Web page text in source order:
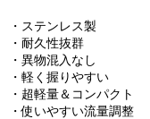
・ステンレス製
・耐久性抜群
・異物混入なし
・軽く握りやすい
・超軽量＆コンパクト
・使いやすい流量調整